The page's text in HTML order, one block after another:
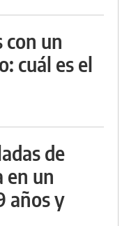
con un
cuál es el
de
en un
años y